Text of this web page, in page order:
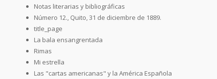
Notas literarias y bibliográficas
Número 12., Quito, 31 de diciembre de 1889.
title_page
La bala ensangrentada
Rimas
Mi estrella
Las "cartas americanas" y la América Española